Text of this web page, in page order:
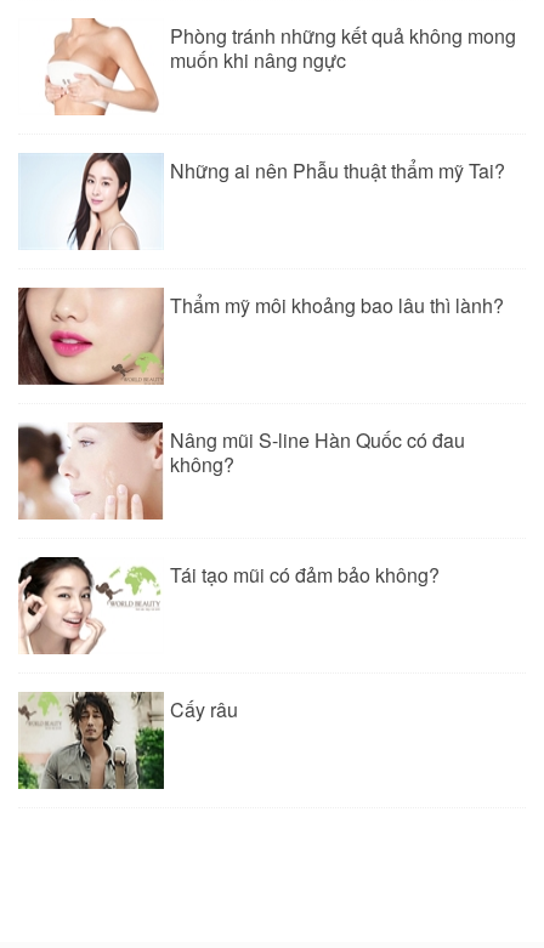
Phòng tránh những kết quả không mong
muốn khi nâng ngực
Những ai nên Phẫu thuật thẩm mỹ Tai?
Thẩm mỹ môi khoảng bao lâu thì lành?
Nâng mũi S-line Hàn Quốc có đau
không?
Tái tạo mũi có đảm bảo không?
Cấy râu